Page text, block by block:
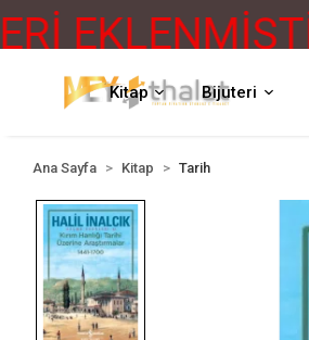
EKLENMİŞTİR.
Kitap Bijuteri
Ana Sayfa Kitap Tarih